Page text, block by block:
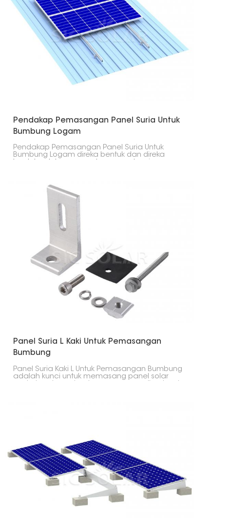
Pendakap Pemasangan Panel Suria Untuk
Bumbung Logam
Pendakap Pemasangan Panel Suria Untuk
Bumbung Logam direka bentuk dan direka
sebarang jenis bumbung logam. Produk ini
membolehkan pemasangan mudah yang tidak
menyebabkan sebarang kerosakan pada
Panel Suria L Kaki Untuk Pemasangan
Bumbung
Panel Suria Kaki L Untuk Pemasangan Bumbung
adalah kunci untuk memasang panel solar